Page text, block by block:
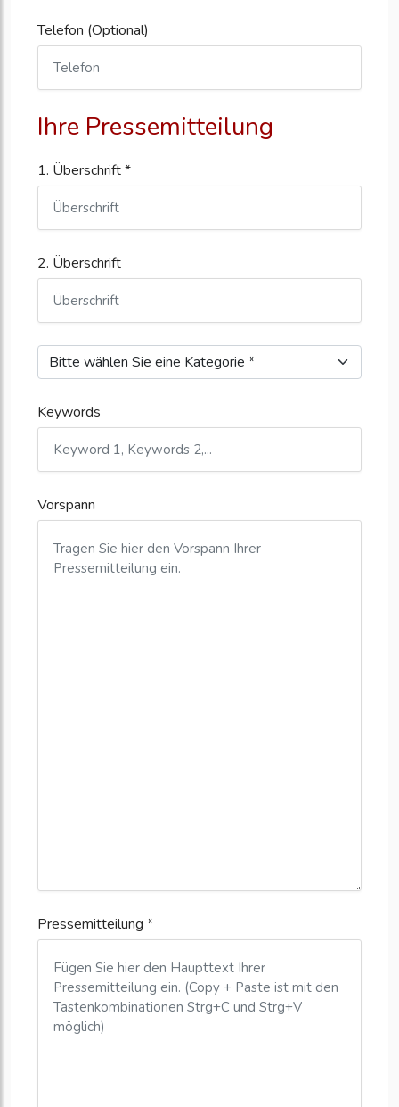
Telefon (Optional)
Ihre Pressemitteilung
1. Überschrift *
2. Überschrift
Keywords
Vorspann
Pressemitteilung *